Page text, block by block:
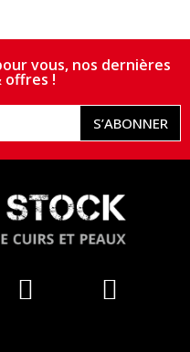
vous, nos dernières
offres !
S’ABONNER